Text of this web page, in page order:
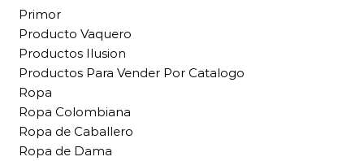
Primor
Producto Vaquero
Productos Ilusion
Productos Para Vender Por Catalogo
Ropa
Ropa Colombiana
Ropa de Caballero
Ropa de Dama